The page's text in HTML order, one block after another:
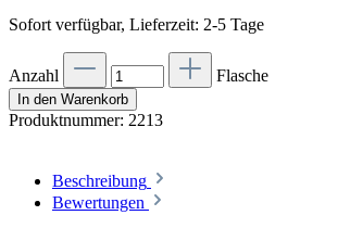
Sofort verfügbar, Lieferzeit: 2-5 Tage
Anzahl Flasche
In den Warenkorb
Produktnummer: 2213
Beschreibung
Bewertungen